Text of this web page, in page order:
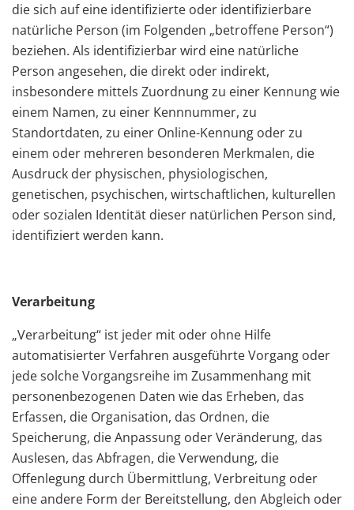
die sich auf eine identifizierte oder identifizierbare
natürliche Person (im Folgenden „betroffene Person“)
beziehen. Als identifizierbar wird eine natürliche
Person angesehen, die direkt oder indirekt,
insbesondere mittels Zuordnung zu einer Kennung wie
einem Namen, zu einer Kennnummer, zu
Standortdaten, zu einer Online-Kennung oder zu
einem oder mehreren besonderen Merkmalen, die
Ausdruck der physischen, physiologischen,
genetischen, psychischen, wirtschaftlichen, kulturellen
oder sozialen Identität dieser natürlichen Person sind,
identifiziert werden kann.
Verarbeitung
„Verarbeitung“ ist jeder mit oder ohne Hilfe
automatisierter Verfahren ausgeführte Vorgang oder
jede solche Vorgangsreihe im Zusammenhang mit
personenbezogenen Daten wie das Erheben, das
Erfassen, die Organisation, das Ordnen, die
Speicherung, die Anpassung oder Veränderung, das
Auslesen, das Abfragen, die Verwendung, die
Offenlegung durch Übermittlung, Verbreitung oder
eine andere Form der Bereitstellung, den Abgleich oder